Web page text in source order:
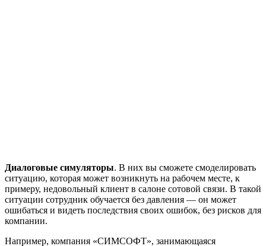
Диалоговые симуляторы. В них вы сможете смоделировать
ситуацию, которая может возникнуть на рабочем месте, к
примеру, недовольный клиент в салоне сотовой связи. В такой
ситуации сотрудник обучается без давления — он может
ошибаться и видеть последствия своих ошибок, без рисков для
компании.
Например, компания «СИМСОФТ», занимающаяся